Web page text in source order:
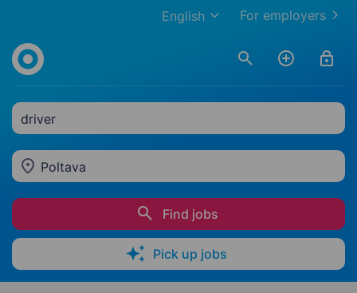
For employers
English
driver
Poltava
Find jobs
Pick up jobs